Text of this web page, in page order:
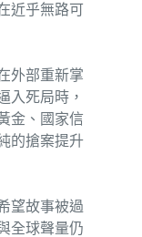
近乎無路可
外部重新掌
入死局時，
金、國家信
的搶案提升
望故事被過
全球聲量仍